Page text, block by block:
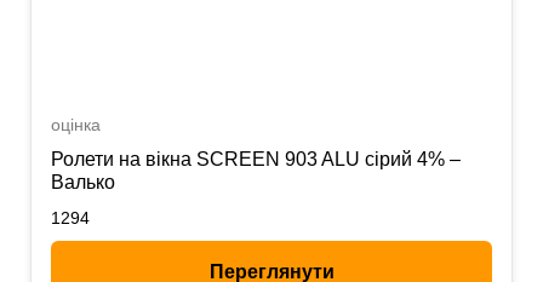
оцінка
Ролети на вікна SCREEN 903 ALU сірий 4% –
Валько
1294
Переглянути